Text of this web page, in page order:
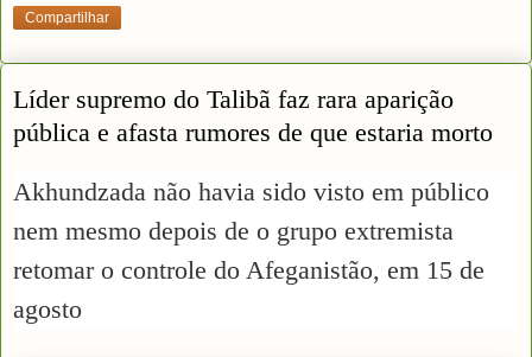
Compartilhar
Líder supremo do Talibã faz rara aparição
pública e afasta rumores de que estaria morto
Akhundzada não havia sido visto em público
nem mesmo depois de o grupo extremista
retomar o controle do Afeganistão, em 15 de
agosto